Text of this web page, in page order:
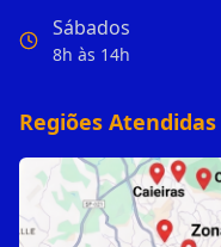
Sábados
8h às 14h
Regiões Atendidas